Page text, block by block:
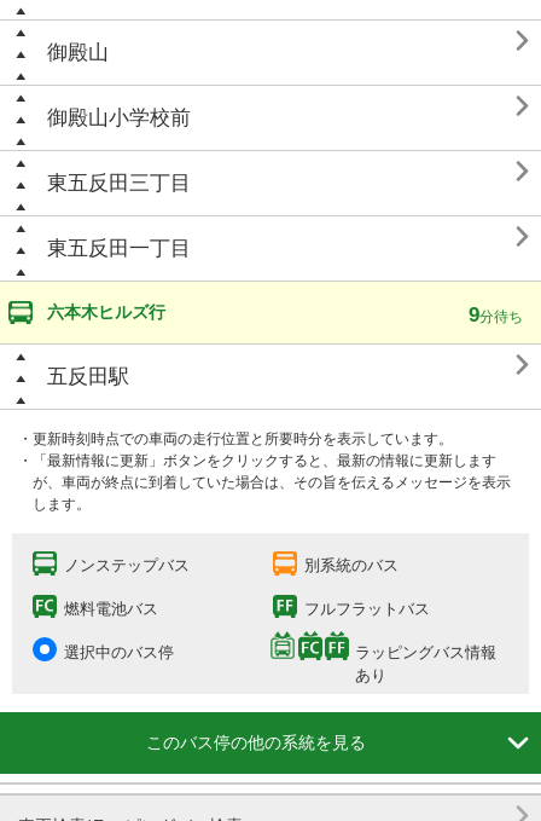
御殿山 
御殿山小学校前 
東五反田三丁目 
東五反田一丁目 
六本木ヒルズ行 9分待ち
五反田駅 
・更新時刻時点での車両の走行位置と所要時分を表示しています。
・「最新情報に更新」ボタンをクリックすると、最新の情報に更新します
が、車両が終点に到着していた場合は、その旨を伝えるメッセージを表示
します。
ノンステップバス 別系統のバス
燃料電池バス フルフラットバス
選択中のバス停
ラッピングバス情報
あり
このバス停の他の系統を見る 